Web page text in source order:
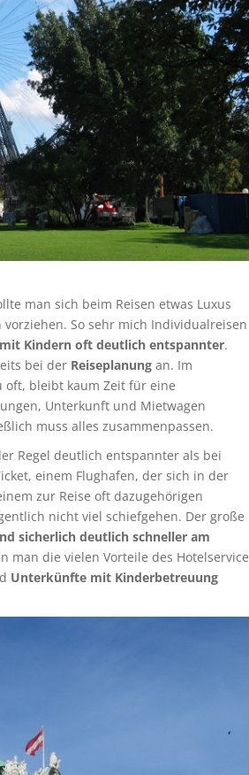
man sich beim Reisen etwas Luxus
So sehr mich Individualreisen
Kindern oft deutlich entspannter.
bei der Reiseplanung an. Im
oft, bleibt kaum Zeit für eine
Unterkunft und Mietwagen
muss alles zusammenpassen.
Regel deutlich entspannter als bei
einem Flughafen, der sich in der
zur Reise oft dazugehörigen
nicht viel schiefgehen. Der große
sicherlich deutlich schneller am
man die vielen Vorteile des Hotelservice
Unterkünfte mit Kinderbetreuung